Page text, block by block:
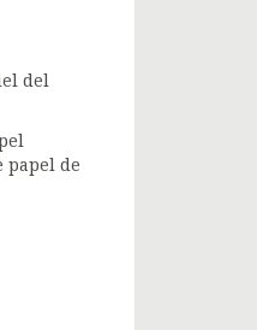
del
papel de